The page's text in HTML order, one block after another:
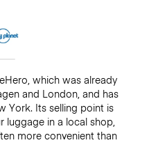
which was already
and London, and has
York. Its selling point is
luggage in a local shop,
more convenient than